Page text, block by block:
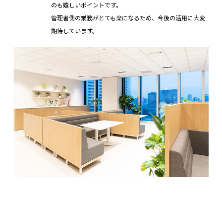
のも嬉しいポイントです。
管理者側の業務がとても楽になるため、今後の活用に大変
期待しています。